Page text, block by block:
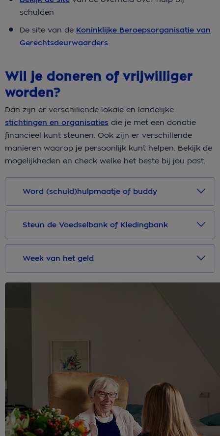
schulden
De site van de Koninklijke Beroepsorganisatie van
Gerechtsdeurwaarders
Wil je doneren of vrijwilliger
worden?
Dan zijn er verschillende lokale en landelijke
stichtingen en organisaties die je met een donatie
financieel kunt steunen. Ook zijn er verschillende
manieren waarop je persoonlijk kunt helpen. Bekijk de
mogelijkheden en check welke het beste bij jou past.
Word (schuld)hulpmaatje of buddy
Steun de Voedselbank of Kledingbank
Week van het geld